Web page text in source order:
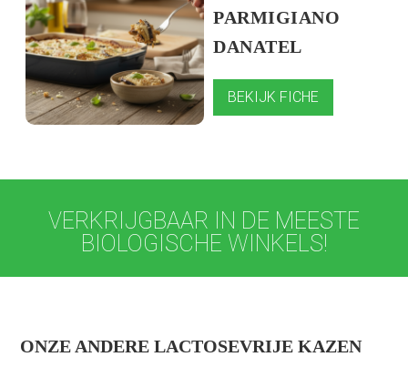
PARMIGIANO
DANATEL
BEKIJK FICHE
VERKRIJGBAAR IN DE MEESTE
BIOLOGISCHE WINKELS!
ONZE ANDERE LACTOSEVRIJE KAZEN